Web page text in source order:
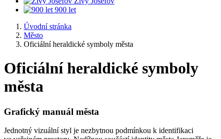
900 let
Úvodní stránka
Město
Oficiální heraldické symboly města
Oficiální heraldické symboly
města
Grafický manuál města
Jednotný vizuální styl je nezbytnou podmínkou k identifikaci